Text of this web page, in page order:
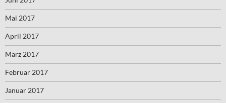
Mai 2017
April 2017
März 2017
Februar 2017
Januar 2017